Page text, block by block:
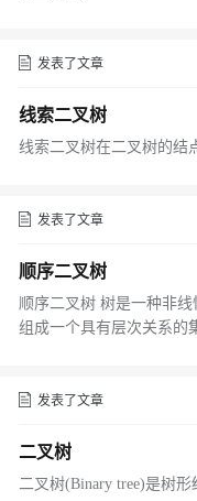
发表了文章
线索二叉树
线索二叉树在二叉树的结
发表了文章
顺序二叉树
顺序二叉树 树是一种非
组成一个具有层次关系的
发表了文章
二叉树
二叉树(Binary tree)是树形